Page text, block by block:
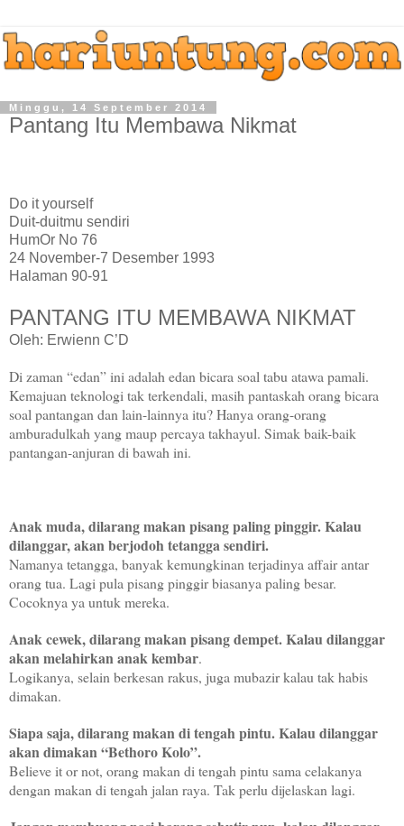
Minggu, 14 September 2014
Pantang Itu Membawa Nikmat
Do it yourself
Duit-duitmu sendiri
HumOr No 76
24 November-7 Desember 1993
Halaman 90-91
PANTANG ITU MEMBAWA NIKMAT
Oleh: Erwienn C’D
Di zaman “edan” ini adalah edan bicara soal tabu atawa pamali.
Kemajuan teknologi tak terkendali, masih pantaskah orang bicara
soal pantangan dan lain-lainnya itu? Hanya orang-orang
amburadulkah yang maup percaya takhayul. Simak baik-baik
pantangan-anjuran di bawah ini.
Anak muda, dilarang makan pisang paling pinggir. Kalau
dilanggar, akan berjodoh tetangga sendiri.
Namanya tetangga, banyak kemungkinan terjadinya affair antar
orang tua. Lagi pula pisang pinggir biasanya paling besar.
Cocoknya ya untuk mereka.
Anak cewek, dilarang makan pisang dempet. Kalau dilanggar
akan melahirkan anak kembar.
Logikanya, selain berkesan rakus, juga mubazir kalau tak habis
dimakan.
Siapa saja, dilarang makan di tengah pintu. Kalau dilanggar
akan dimakan “Bethoro Kolo”.
Believe it or not, orang makan di tengah pintu sama celakanya
dengan makan di tengah jalan raya. Tak perlu dijelaskan lagi.